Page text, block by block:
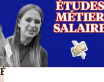
Études VS Futur métier